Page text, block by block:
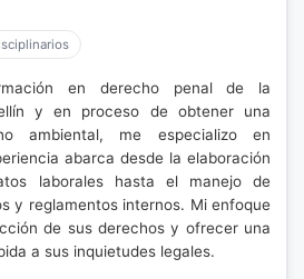
en derecho penal de la
y en proceso de obtener una
ambiental, me especializo en
abarca desde la elaboración
laborales hasta el manejo de
y reglamentos internos. Mi enfoque
de sus derechos y ofrecer una
a sus inquietudes legales.